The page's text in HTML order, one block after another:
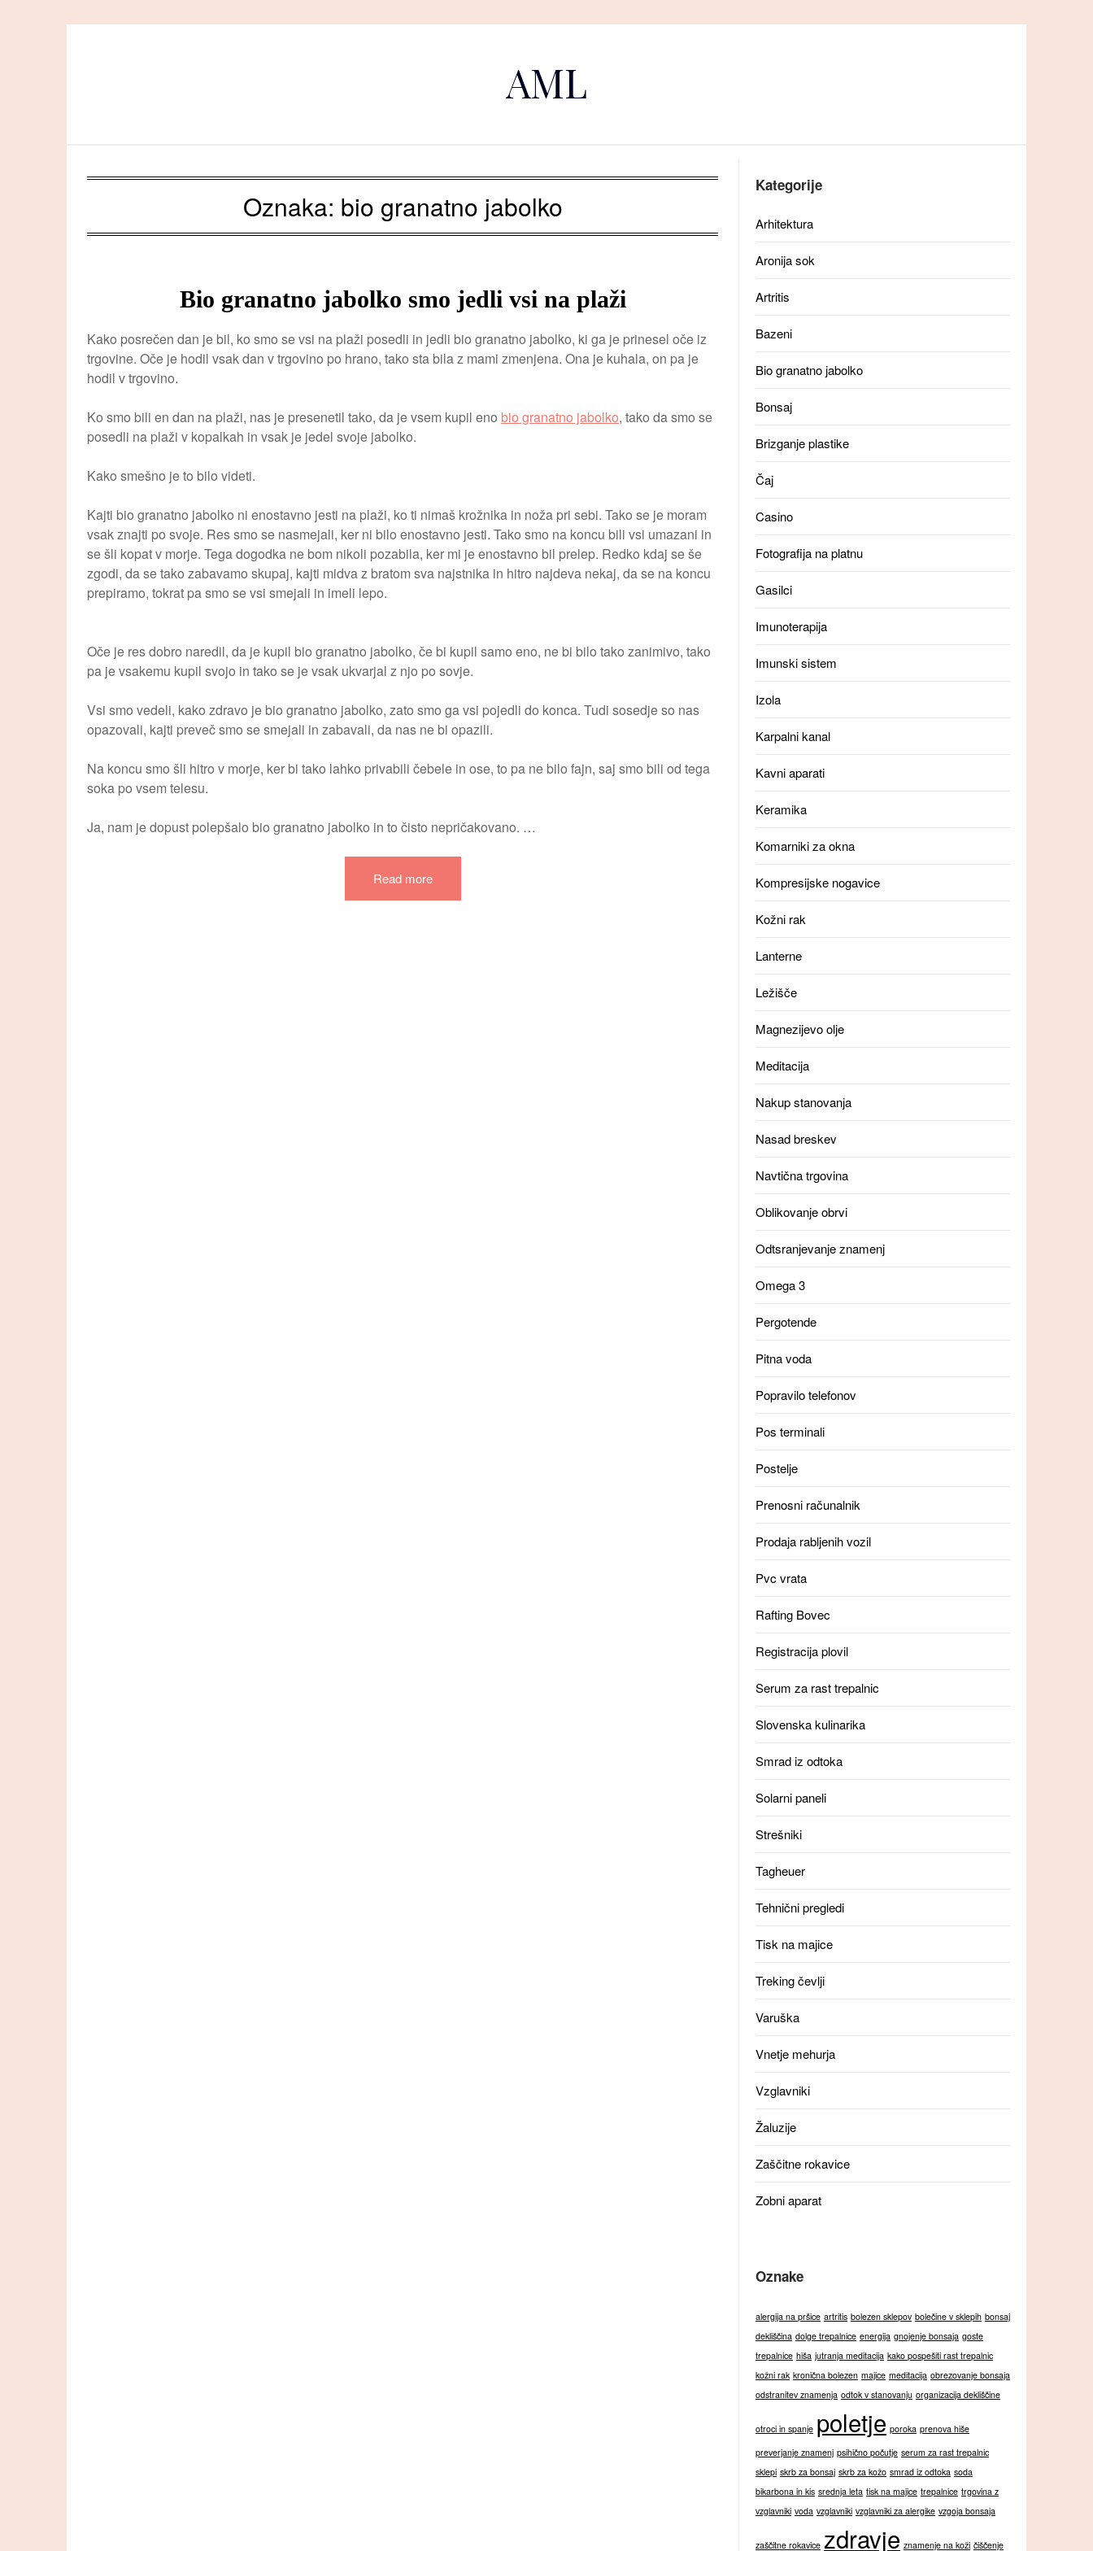
AML
Oznaka: bio granatno jabolko
Bio granatno jabolko smo jedli vsi na plaži
Kako posrečen dan je bil, ko smo se vsi na plaži posedli in jedli bio granatno jabolko, ki ga je prinesel oče iz
trgovine. Oče je hodil vsak dan v trgovino po hrano, tako sta bila z mami zmenjena. Ona je kuhala, on pa je
hodil v trgovino.
Ko smo bili en dan na plaži, nas je presenetil tako, da je vsem kupil eno bio granatno jabolko, tako da smo se
posedli na plaži v kopalkah in vsak je jedel svoje jabolko.
Kako smešno je to bilo videti.
Kajti bio granatno jabolko ni enostavno jesti na plaži, ko ti nimaš krožnika in noža pri sebi. Tako se je moram
vsak znajti po svoje. Res smo se nasmejali, ker ni bilo enostavno jesti. Tako smo na koncu bili vsi umazani in
se šli kopat v morje. Tega dogodka ne bom nikoli pozabila, ker mi je enostavno bil prelep. Redko kdaj se še
zgodi, da se tako zabavamo skupaj, kajti midva z bratom sva najstnika in hitro najdeva nekaj, da se na koncu
prepiramo, tokrat pa smo se vsi smejali in imeli lepo.
Oče je res dobro naredil, da je kupil bio granatno jabolko, če bi kupil samo eno, ne bi bilo tako zanimivo, tako
pa je vsakemu kupil svojo in tako se je vsak ukvarjal z njo po sovje.
Vsi smo vedeli, kako zdravo je bio granatno jabolko, zato smo ga vsi pojedli do konca. Tudi sosedje so nas
opazovali, kajti preveč smo se smejali in zabavali, da nas ne bi opazili.
Na koncu smo šli hitro v morje, ker bi tako lahko privabili čebele in ose, to pa ne bilo fajn, saj smo bili od tega
soka po vsem telesu.
Ja, nam je dopust polepšalo bio granatno jabolko in to čisto nepričakovano. …
Read more
Kategorije
Arhitektura
Aronija sok
Artritis
Bazeni
Bio granatno jabolko
Bonsaj
Brizganje plastike
Čaj
Casino
Fotografija na platnu
Gasilci
Imunoterapija
Imunski sistem
Izola
Karpalni kanal
Kavni aparati
Keramika
Komarniki za okna
Kompresijske nogavice
Kožni rak
Lanterne
Ležišče
Magnezijevo olje
Meditacija
Nakup stanovanja
Nasad breskev
Navtična trgovina
Oblikovanje obrvi
Odtsranjevanje znamenj
Omega 3
Pergotende
Pitna voda
Popravilo telefonov
Pos terminali
Postelje
Prenosni računalnik
Prodaja rabljenih vozil
Pvc vrata
Rafting Bovec
Registracija plovil
Serum za rast trepalnic
Slovenska kulinarika
Smrad iz odtoka
Solarni paneli
Strešniki
Tagheuer
Tehnični pregledi
Tisk na majice
Treking čevlji
Varuška
Vnetje mehurja
Vzglavniki
Žaluzije
Zaščitne rokavice
Zobni aparat
Oznake
alergija na pršice artritis bolezen sklepov bolečine v sklepih bonsaj
dekliščina dolge trepalnice energija gnojenje bonsaja goste
trepalnice hiša jutranja meditacija kako pospešiti rast trepalnic
kožni rak kronična bolezen majice meditacija obrezovanje bonsaja
odstranitev znamenja odtok v stanovanju organizacija dekliščine
otroci in spanje poletje poroka prenova hiše
preverjanje znamenj psihično počutje serum za rast trepalnic
sklepi skrb za bonsaj skrb za kožo smrad iz odtoka soda
bikarbona in kis srednja leta tisk na majice trepalnice trgovina z
vzglavniki voda vzglavniki vzglavniki za alergike vzgoja bonsaja
zaščitne rokavice zdravje znamenje na koži čiščenje